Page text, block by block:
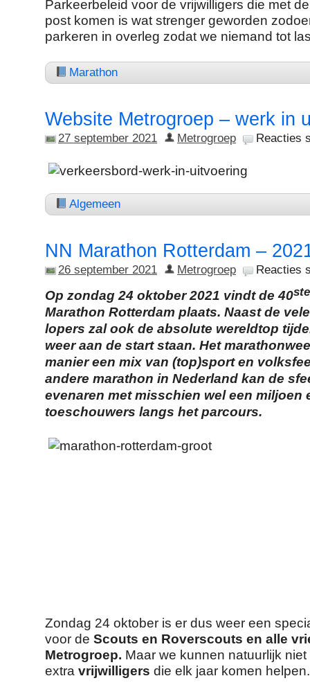
Parkeerbeleid voor de vrijwilligers die met
post komen is wat strenger geworden
parkeren in overleg zodat we niemand tot
Marathon
Website Metrogroep – werk in
27 september 2021 Metrogroep Reacties
Algemeen
NN Marathon Rotterdam –
26 september 2021 Metrogroep Reacties
Op zondag 24 oktober 2021 vindt de 40ste
Marathon Rotterdam plaats. Naast de
lopers zal ook de absolute wereldtop
weer aan de start staan. Het
manier een mix van (top)sport en
andere marathon in Nederland kan de
evenaren met misschien wel een miljoen
toeschouwers langs het parcours.
Zondag 24 oktober is er dus weer een
voor de Scouts en Roverscouts en alle
Metrogroep. Maar we kunnen natuurlijk
extra vrijwilligers die elk jaar komen helpen.